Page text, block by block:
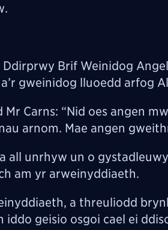
Brif Weinidog
gweinidog lluoedd arfog
Carns: “Nid oes angen
arnom. Mae angen
all unrhyw un o
am yr arweinyddiaeth.
a threuliodd
geisio osgoi cael ei